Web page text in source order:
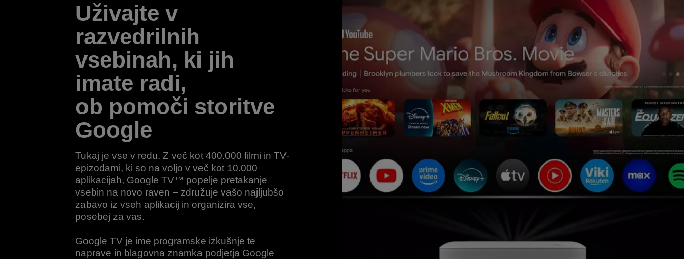
Uživajte v
razvedrilnih
vsebinah, ki jih
imate radi,
ob pomoči storitve
Google
Tukaj je vse v redu. Z več kot 400.000 filmi in TV-
epizodami, ki so na voljo v več kot 10.000
aplikacijah, Google TV™ popelje pretakanje
vsebin na novo raven – združuje vašo najljubšo
zabavo iz vseh aplikacij in organizira vse,
posebej za vas.
Google TV je ime programske izkušnje te
naprave in blagovna znamka podjetja Google